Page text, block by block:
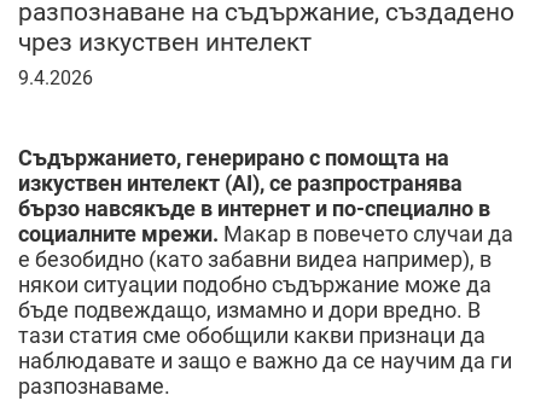
разпознаване на съдържание, създадено
чрез изкуствен интелект
9
г.
9.4.2026
Съдържанието, генерирано с помощта на
изкуствен интелект (AI), се разпространява
бързо навсякъде в интернет и по-специално в
социалните мрежи. Макар в повечето случаи да
е безобидно (като забавни видеа например), в
някои ситуации подобно съдържание може да
бъде подвеждащо, измамно и дори вредно. В
тази статия сме обобщили какви признаци да
наблюдавате и защо е важно да се научим да ги
разпознаваме.